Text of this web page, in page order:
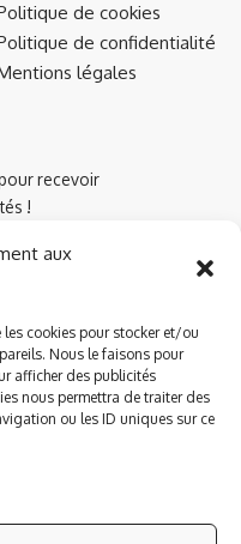
aux
cookies pour stocker et/ou
Nous le faisons pour
afficher des publicités
nous permettra de traiter des
ou les ID uniques sur ce
de cookies
de confidentialité
légales
recevoir
!